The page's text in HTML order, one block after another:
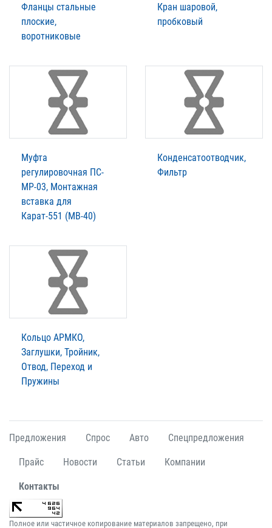
Фланцы стальные
плоские,
воротниковые
Кран шаровой,
пробковый
Муфта
регулировочная ПС-
МР-03, Монтажная
вставка для
Карат-551 (МВ-40)
Конденсатоотводчик,
Фильтр
Кольцо АРМКО,
Заглушки, Тройник,
Отвод, Переход и
Пружины
Предложения Спрос Авто Спецпредложения
Прайс Новости Статьи Компании
Контакты
Полное или частичное копирование материалов запрещено, при